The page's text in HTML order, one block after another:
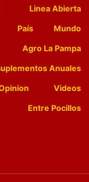
Linea Abierta
País
Mundo
Agro La Pampa
Anuales
Videos
Entre Pocillos